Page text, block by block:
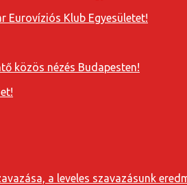
Eurovíziós Klub Egyesületet!
közös nézés Budapesten!
a leveles szavazásunk